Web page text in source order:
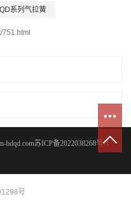
系列气拉簧
751.html
hdqd.com苏ICP备2022038268号-1
号